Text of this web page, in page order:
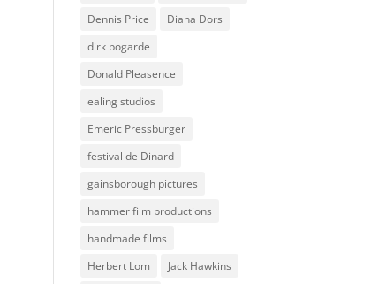
Dennis Price
Diana Dors
dirk bogarde
Donald Pleasence
ealing studios
Emeric Pressburger
festival de Dinard
gainsborough pictures
hammer film productions
handmade films
Herbert Lom
Jack Hawkins